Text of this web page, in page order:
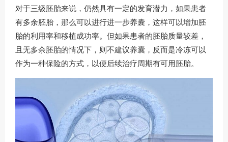
对于三级胚胎来说，仍然具有一定的发育潜力，如果患者
有多余胚胎，那么可以进行进一步养囊，这样可以增加胚
胎的利用率和移植成功率。但如果患者的胚胎质量较差，
且无多余胚胎的情况下，则不建议养囊，反而是冷冻可以
作为一种保险的方式，以便后续治疗周期有可用胚胎。